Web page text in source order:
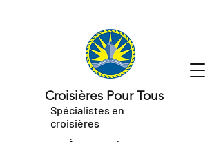
Croisières Pour Tous
Spécialistes en
croisières